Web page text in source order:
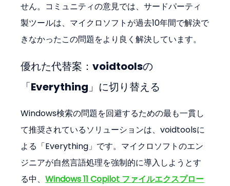
せん。コミュニティの意見では、サードパーティ
製ツールは、マイクロソフトが過去10年間で解決で
きなかったこの問題をより良く解決しています。
優れた代替案：voidtoolsの
「Everything」に切り替える
Windows検索の問題を回避するための最も一貫し
て推奨されているソリューションは、voidtoolsに
よる「Everything」です。マイクロソフトのエン
ジニアが自然言語処理を強制的に導入しようとす
る中、Windows 11 Copilot ファイルエクスプロー